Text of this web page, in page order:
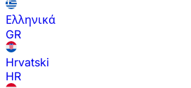
Ελληνικά
GR
Hrvatski
HR